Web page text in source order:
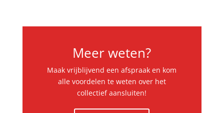
Meer weten?
Maak vrijblijvend een afspraak en kom
alle voordelen te weten over het
collectief aansluiten!